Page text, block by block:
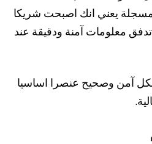
المستثمرين
مركز رضا العملاء
يعني انك اصبحت شريكا
معلومات آمنة ودقيقة عند
آمن وصحيح عنصرا اساسيا